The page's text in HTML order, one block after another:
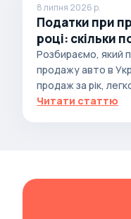
BAIC
Bajaj
Baltijas Dzips
Batmobile
Bentley
8 липня 2026 р.
Податки при
році: скільки
випадках
Розбираємо, який
продажу авто в
продаж за рік,
Читати статтю